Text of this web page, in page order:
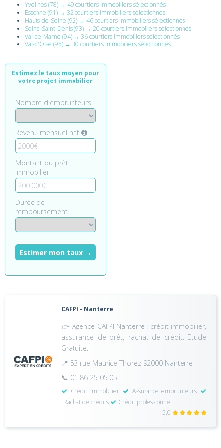
Yvelines (78) → 49 courtiers immobiliers sélectionnés
Essonne (91) → 32 courtiers immobiliers sélectionnés
Hauts-de-Seine (92) → 46 courtiers immobiliers sélectionnés
Seine-Saint-Denis (93) → 20 courtiers immobiliers sélectionnés
Val-de-Marne (94) → 36 courtiers immobiliers sélectionnés
Val-d'Oise (95) → 30 courtiers immobiliers sélectionnés
Estimez le taux moyen pour
votre projet immobilier
Nombre d'emprunteurs
Revenu mensuel net
Montant du prêt
immobilier
Durée de
remboursement
Estimer mon taux →
CAFPI - Nanterre
👉 Agence CAFPI Nanterre : crédit immobilier,
assurance de prêt, rachat de crédit. Etude
Gratuite.
📍 53 rue Maurice Thorez 92000 Nanterre
📞 01 86 25 05 05
Crédit immobilier
Assurance emprunteurs
Rachat de crédits
Crédit professionnel
5,0